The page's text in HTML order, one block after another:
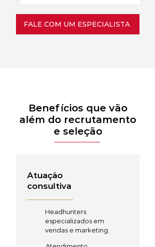
FALE COM UM ESPECIALISTA
Benefícios que vão
além do recrutamento
e seleção
Atuação
consultiva
Headhunters
especializados em
vendas e marketing.